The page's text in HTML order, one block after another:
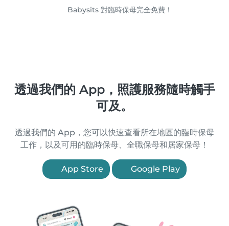
Babysits 對臨時保母完全免費！
透過我們的 App，照護服務隨時觸手
可及。
透過我們的 App，您可以快速查看所在地區的臨時保母
工作，以及可用的臨時保母、全職保母和居家保母！
App Store Google Play